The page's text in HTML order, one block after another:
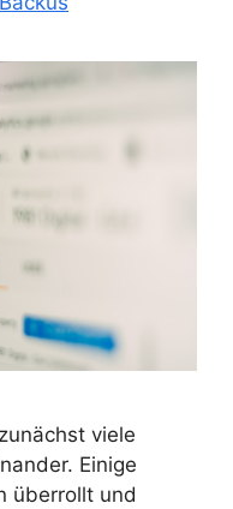
viele
Einige
überrollt und